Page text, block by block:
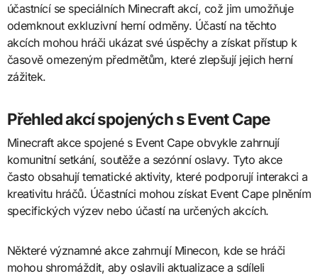
účastnící se speciálních Minecraft akcí, což jim umožňuje
odemknout exkluzivní herní odměny. Účastí na těchto
akcích mohou hráči ukázat své úspěchy a získat přístup k
časově omezeným předmětům, které zlepšují jejich herní
zážitek.
Přehled akcí spojených s Event Cape
Minecraft akce spojené s Event Cape obvykle zahrnují
komunitní setkání, soutěže a sezónní oslavy. Tyto akce
často obsahují tematické aktivity, které podporují interakci a
kreativitu hráčů. Účastníci mohou získat Event Cape plněním
specifických výzev nebo účastí na určených akcích.
Některé významné akce zahrnují Minecon, kde se hráči
mohou shromáždit, aby oslavili aktualizace a sdíleli